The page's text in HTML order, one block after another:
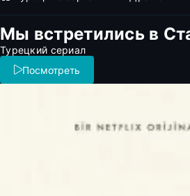
Мы встретились в
Турецкий сериал
Посмотреть